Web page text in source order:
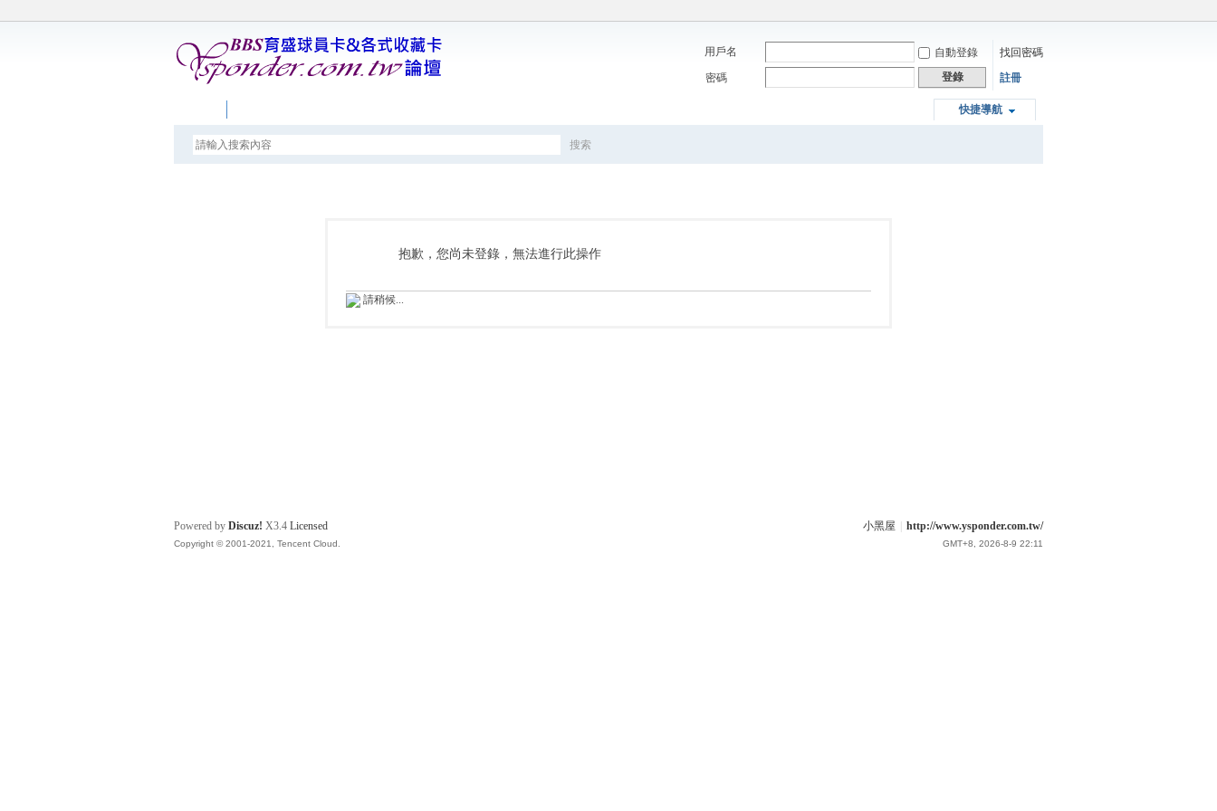
用戶名 自動登錄
找回密碼
密碼
登錄 註冊
快捷導航
搜索
抱歉，您尚未登錄，無法進行此操作
請稍候...
小黑屋 http://www.ysponder.com.tw/
GMT+8, 2026-8-9 22:11
Powered by Discuz! X3.4 Licensed
Copyright © 2001-2021, Tencent Cloud.